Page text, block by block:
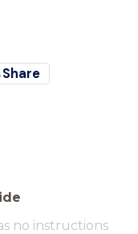
Share
no instructions